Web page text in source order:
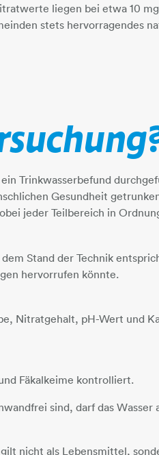
liegen bei etwa 10
stets hervorragendes
ein Trinkwasserbefund
Gesundheit
jeder Teilbereich in
Stand der Technik
hervorrufen könnte.
Nitratgehalt, pH-Wert und
Fäkalkeime kontrolliert.
sind, darf das Wasser​​​​​​​
nicht als Lebensmittel,